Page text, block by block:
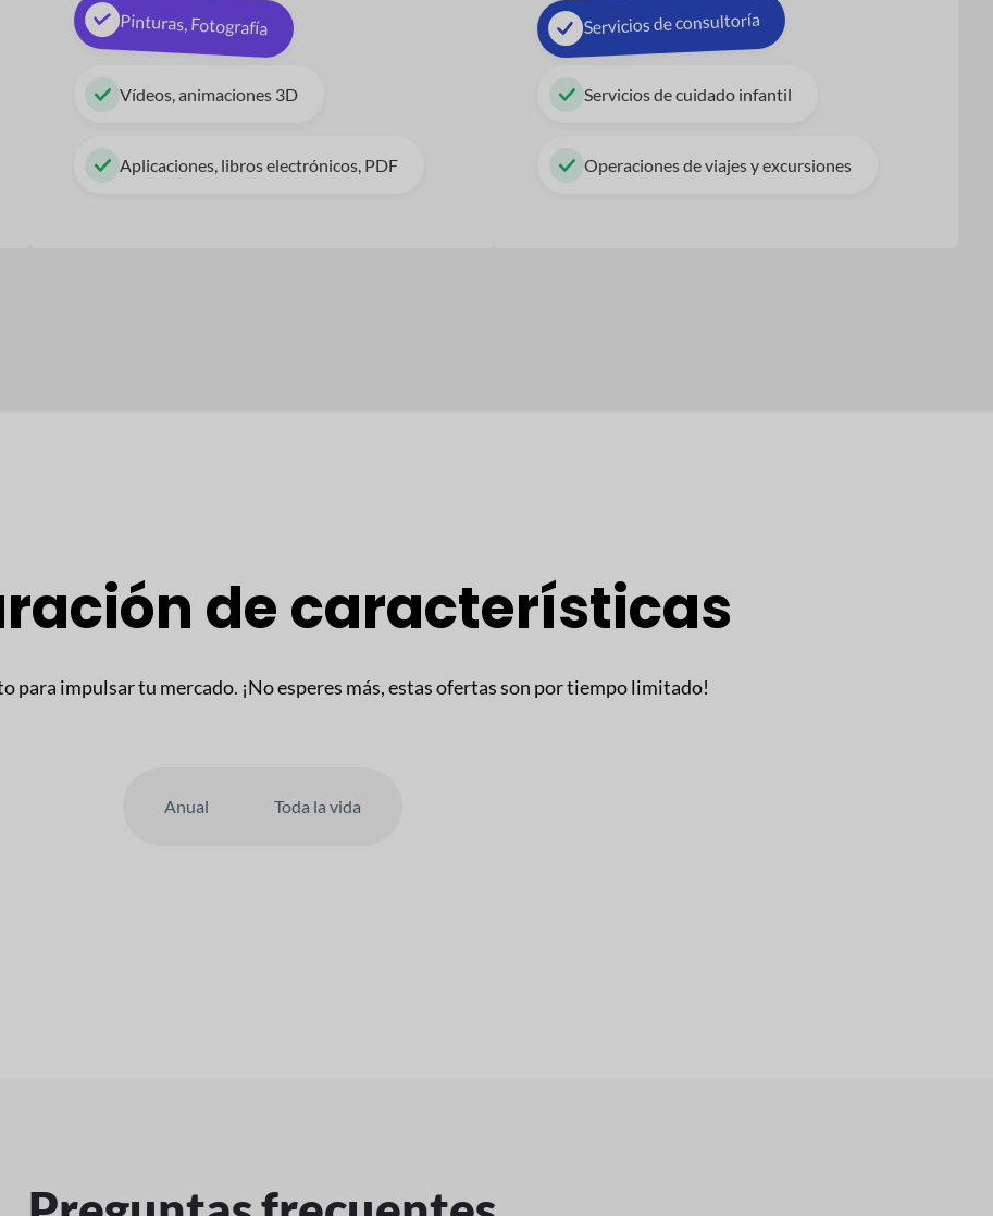
Pinturas, Fotografía
Vídeos, animaciones 3D
Aplicaciones, libros electrónicos, PDF
Servicios de consultoría
Servicios de cuidado infantil
Operaciones de viajes y excursiones
de características
para impulsar tu mercado. ¡No esperes más, estas ofertas son por tiempo limitado!
Anual Toda la vida